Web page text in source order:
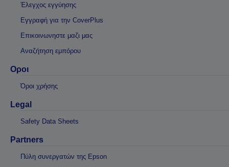
Έλεγχος εγγύησης
Εγγραφή για την CoverPlus
Επικοινωνηστε μαζι μας
Αναζήτηση εμπόρου
Οροι
Όροι χρήσης
Legal
Safety Data Sheets
Partners
Πύλη συνεργατών της Epson